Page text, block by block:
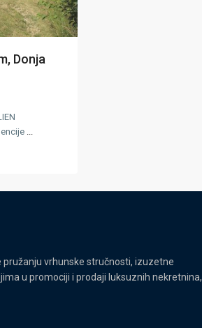
Donja
...
pružanju vrhunske stručnosti, izuzetne
u promociji i prodaji luksuznih nekretnina,